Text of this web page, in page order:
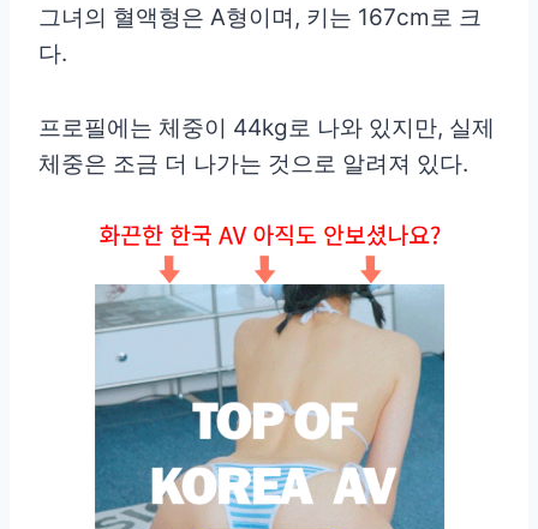
그녀의 혈액형은 A형이며, 키는 167cm로 크
다.
프로필에는 체중이 44kg로 나와 있지만, 실제
체중은 조금 더 나가는 것으로 알려져 있다.